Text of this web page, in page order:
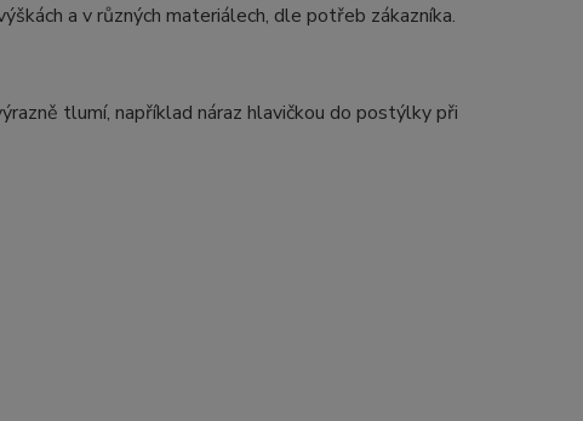
a v různých materiálech, dle potřeb zákazníka.
tlumí, například náraz hlavičkou do postýlky při